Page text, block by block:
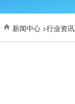
新闻中心 >行业资讯